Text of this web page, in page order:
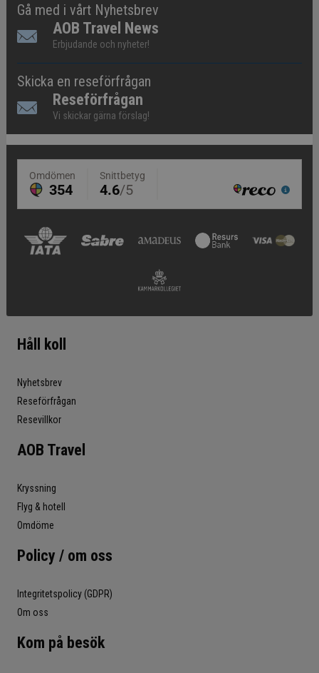
Gå med i vårt Nyhetsbrev
AOB Travel News
Erbjudande och nyheter!
Skicka en reseförfrågan
Reseförfrågan
Vi skickar gärna förslag!
Håll koll
Nyhetsbrev
Reseförfrågan
Resevillkor
AOB Travel
Kryssning
Flyg & hotell
Omdöme
Policy / om oss
Integritetspolicy (GDPR)
Om oss
Kom på besök